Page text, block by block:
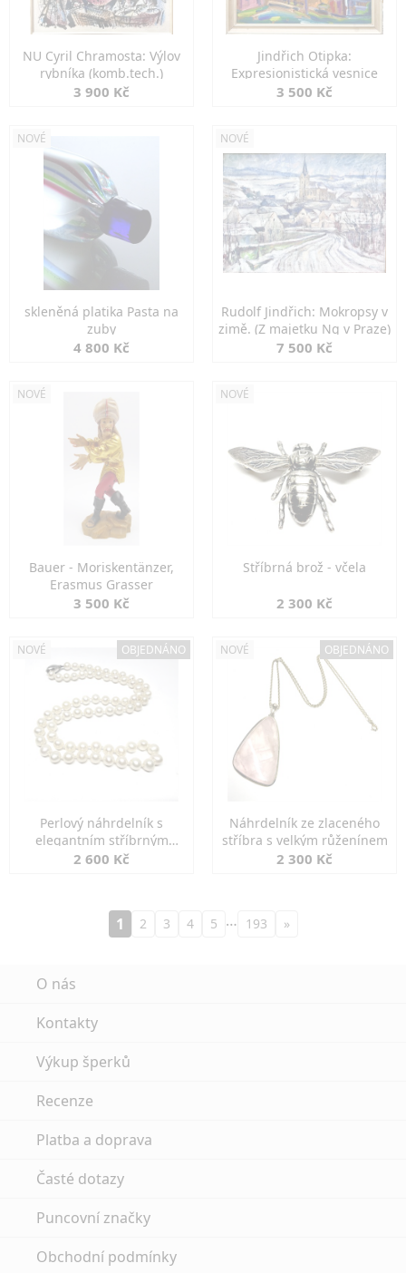
NU Cyril Chramosta: Výlov
rybníka (komb.tech.)
3 900 Kč
Jindřich Otipka:
Expresionistická vesnice
3 500 Kč
NOVÉ
skleněná platika Pasta na
zuby
4 800 Kč
NOVÉ
Rudolf Jindřich: Mokropsy v
zimě. (Z majetku Ng v Praze)
7 500 Kč
NOVÉ
Bauer - Moriskentänzer,
Erasmus Grasser
3 500 Kč
NOVÉ
Stříbrná brož - včela
2 300 Kč
NOVÉ OBJEDNÁNO
Perlový náhrdelník s
elegantním stříbrným
zapínáním
2 600 Kč
NOVÉ OBJEDNÁNO
Náhrdelník ze zlaceného
stříbra s velkým růženínem
2 300 Kč
1 2 3 4 5 … 193 »
O nás
Kontakty
Výkup šperků
Recenze
Platba a doprava
Časté dotazy
Puncovní značky
Obchodní podmínky